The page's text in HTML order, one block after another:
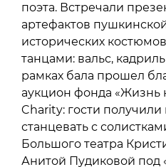
поэта. Встречали
артефактов
исторических
танцами: вальс,
рамках бала прошел
аукцион фонда «Жизнь
Charity: гости
станцевать с
Большого театра
Анитой Пудиковой под